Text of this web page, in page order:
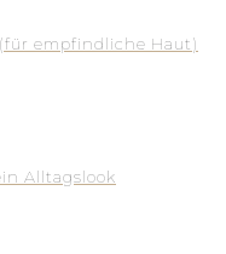
empfindliche Haut)
Alltagslook